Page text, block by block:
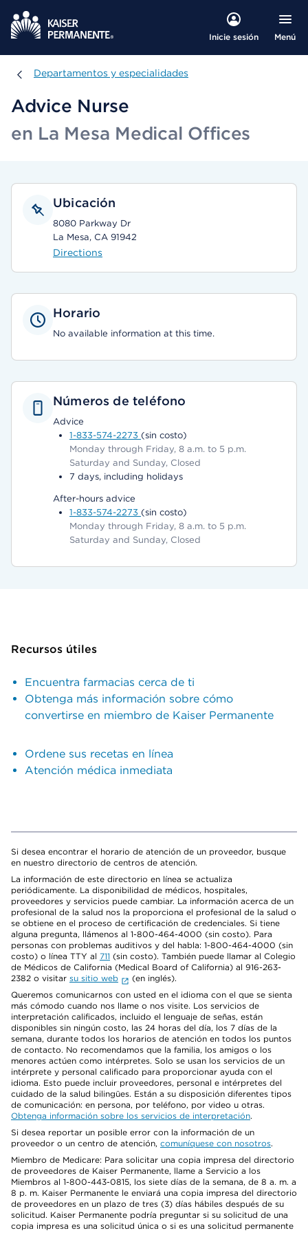
Inicie sesión Menú
Departamentos y especialidades
Departamentos y especialidades
Advice Nurse
en La Mesa Medical Offices
Ubicación
8080 Parkway Dr
La Mesa, CA 91942
Directions
Horario
No available information at this time.
Números de teléfono
Advice
1-833-574-2273 (sin costo)
Monday through Friday, 8 a.m. to 5 p.m.
Saturday and Sunday, Closed
7 days, including holidays
After-hours advice
1-833-574-2273 (sin costo)
Monday through Friday, 8 a.m. to 5 p.m.
Saturday and Sunday, Closed
Recursos útiles
Encuentra farmacias cerca de ti
Obtenga más información sobre cómo
convertirse en miembro de Kaiser Permanente
Ordene sus recetas en línea
Atención médica inmediata
Si desea encontrar el horario de atención de un proveedor, busque
en nuestro directorio de centros de atención.
La información de este directorio en línea se actualiza
periódicamente. La disponibilidad de médicos, hospitales,
proveedores y servicios puede cambiar. La información acerca de un
profesional de la salud nos la proporciona el profesional de la salud o
se obtiene en el proceso de certificación de credenciales. Si tiene
alguna pregunta, llámenos al 1-800-464-4000 (sin costo). Para
personas con problemas auditivos y del habla: 1-800-464-4000 (sin
costo) o línea TTY al 711 (sin costo). También puede llamar al Colegio
de Médicos de California (Medical Board of California) al 916-263-
2382 o visitar su sitio web
(en inglés).
Queremos comunicarnos con usted en el idioma con el que se sienta
más cómodo cuando nos llame o nos visite. Los servicios de
interpretación calificados, incluido el lenguaje de señas, están
disponibles sin ningún costo, las 24 horas del día, los 7 días de la
semana, durante todos los horarios de atención en todos los puntos
de contacto. No recomendamos que la familia, los amigos o los
menores actúen como intérpretes. Solo se usan los servicios de un
intérprete y personal calificado para proporcionar ayuda con el
idioma. Esto puede incluir proveedores, personal e intérpretes del
cuidado de la salud bilingües. Están a su disposición diferentes tipos
de comunicación: en persona, por teléfono, por video u otras.
Obtenga información sobre los servicios de interpretación.
Si desea reportar un posible error con la información de un
proveedor o un centro de atención, comuníquese con nosotros.
Miembro de Medicare: Para solicitar una copia impresa del directorio
de proveedores de Kaiser Permanente, llame a Servicio a los
Miembros al 1-800-443-0815, los siete días de la semana, de 8 a. m. a
8 p. m. Kaiser Permanente le enviará una copia impresa del directorio
de proveedores en un plazo de tres (3) días hábiles después de su
solicitud. Kaiser Permanente podría preguntar si su solicitud de una
copia impresa es una solicitud única o si es una solicitud permanente